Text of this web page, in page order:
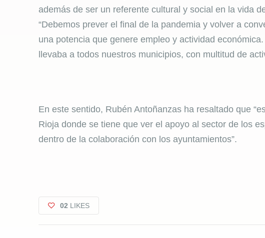
además de ser un referente cultural y social en la vida
“Debemos prever el final de la pandemia y volver a
una potencia que genere empleo y actividad
llevaba a todos nuestros municipios, con multitud de
En este sentido, Rubén Antoñanzas ha resaltado que
Rioja donde se tiene que ver el apoyo al sector de los
dentro de la colaboración con los ayuntamientos”.
02 LIKES